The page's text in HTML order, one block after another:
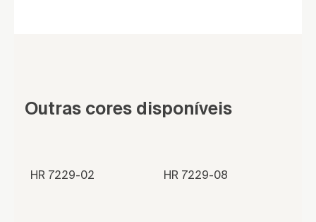
Outras cores disponíveis
HR 7229-02 HR 7229-08